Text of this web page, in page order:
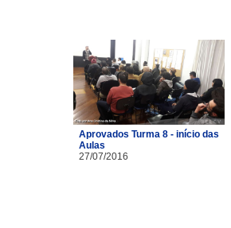
Aprovados Turma 8 - início das
Aulas
27/07/2016